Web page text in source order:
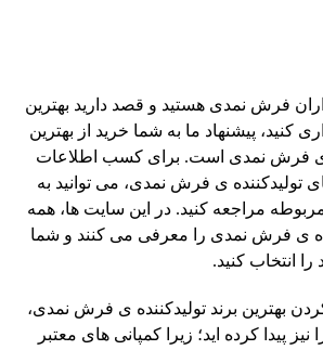
فرش نمدی هستید و قصد دارید بهترین
کنید، پیشنهاد ما به شما خرید از بهترین
ی فرش نمدی است. برای کسب اطلاعات
تولیدکننده ی فرش نمدی، می توانید به
مراجعه کنید. در این سایت ها، همه
ی فرش نمدی را معرفی می کنند و شما
را انتخاب کنید.
بهترین برند تولیدکننده ی فرش نمدی،
پیدا کرده اید؛ زیرا کمپانی های معتبر